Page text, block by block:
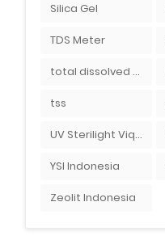
Silica Gel
TDS Meter
total dissolved solid
tss
UV Sterilight Viqua
YSI Indonesia
Zeolit Indonesia